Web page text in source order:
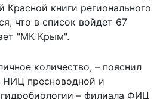
Красной книги регионального
что в список войдет 67
"МК Крым".
количество, – пояснил
НИЦ пресноводной и
– филиала ФИЦ